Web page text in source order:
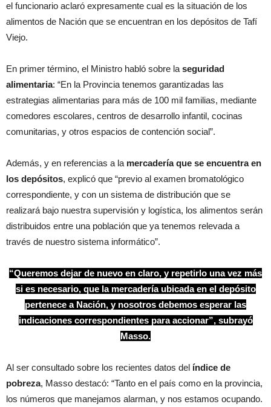
el funcionario aclaró expresamente cual es la situación de los
alimentos de Nación que se encuentran en los depósitos de Tafí
Viejo.
En primer término, el Ministro habló sobre la seguridad
alimentaria: “En la Provincia tenemos garantizadas las
estrategias alimentarias para más de 100 mil familias, mediante
comedores escolares, centros de desarrollo infantil, cocinas
comunitarias, y otros espacios de contención social”.
Además, y en referencias a la mercadería que se encuentra en
los depósitos, explicó que “previo al examen bromatológico
correspondiente, y con un sistema de distribución que se
realizará bajo nuestra supervisión y logística, los alimentos serán
distribuidos entre una población que ya tenemos relevada a
través de nuestro sistema informático”.
“Queremos dejar de nuevo en claro, y repetirlo una vez más
si es necesario, que la mercadería ubicada en el depósito
pertenece a Nación, y nosotros debemos esperar las
indicaciones correspondientes para accionar”, subrayó
Masso.
Al ser consultado sobre los recientes datos del índice de
pobreza, Masso destacó: “Tanto en el país como en la provincia,
los números que manejamos alarman, y nos estamos ocupando.